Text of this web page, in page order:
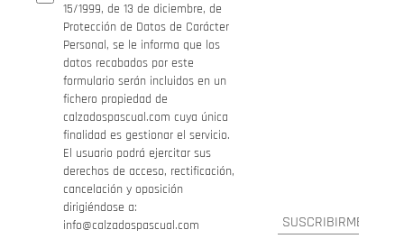
15/1999, de 13 de diciembre, de
Protección de Datos de Carácter
Personal, se le informa que los
datos recabados por este
formulario serán incluidos en un
fichero propiedad de
calzadospascual.com cuya única
finalidad es gestionar el servicio.
El usuario podrá ejercitar sus
derechos de acceso, rectificación,
cancelación y oposición
dirigiéndose a:
info@calzadospascual.com